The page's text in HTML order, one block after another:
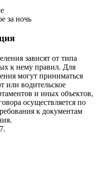
за ночь
зависят от типа
к нему правил. Для
могут приниматься
или водительское
и иных объектов,
осуществляется по
к документам